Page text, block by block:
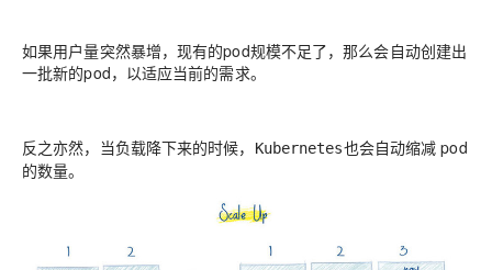
如果用户量突然暴增，现有的pod规模不足了，那么会自动创建出
一批新的pod，以适应当前的需求。
反之亦然，当负载降下来的时候， Kubernetes也会自动缩减 pod
的数量。